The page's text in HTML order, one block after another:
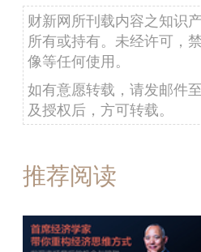
财新网所刊载内容之知识
所有或持有。未经许可，
像等任何使用。
如有意愿转载，请发邮件至
及授权后，方可转载。
推荐阅读